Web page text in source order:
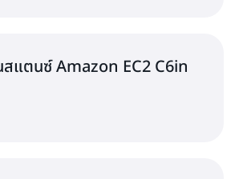
สแตนซ์ Amazon EC2 C6in